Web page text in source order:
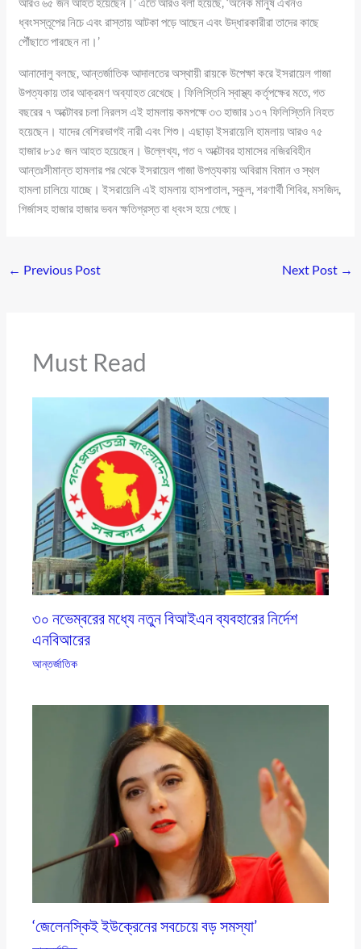
ধ্বংসস্তূপের নিচে এবং রাস্তায় আটকা পড়ে আছেন এবং উদ্ধারকারীরা তাদের কাছে
পৌঁছাতে পারছেন না।’
আনাদোলু বলছে, আন্তর্জাতিক আদালতের অস্থায়ী রায়কে উপেক্ষা করে ইসরায়েল গাজা
উপত্যকায় তার আক্রমণ অব্যাহত রেখেছে। ফিলিস্তিনি স্বাস্থ্য কর্তৃপক্ষের মতে, গত
বছরের ৭ অক্টোবর চলা নিরলস এই হামলায় কমপক্ষে ৩৩ হাজার ১৩৭ ফিলিস্তিনি নিহত
হয়েছেন। যাদের বেশিরভাগই নারী এবং শিশু। এছাড়া ইসরায়েলি হামলায় আরও ৭৫
হাজার ৮১৫ জন আহত হয়েছেন। উল্লেখ্য, গত ৭ অক্টোবর হামাসের নজিরবিহীন
আন্তঃসীমান্ত হামলার পর থেকে ইসরায়েল গাজা উপত্যকায় অবিরাম বিমান ও স্থল
হামলা চালিয়ে যাচ্ছে। ইসরায়েলি এই হামলায় হাসপাতাল, স্কুল, শরণার্থী শিবির, মসজিদ,
গির্জাসহ হাজার হাজার ভবন ক্ষতিগ্রস্ত বা ধ্বংস হয়ে গেছে।
← Previous Post Next Post →
Must Read
৩০ নভেম্বরের মধ্যে নতুন বিআইএন ব্যবহারের নির্দেশ
এনবিআরের
আন্তর্জাতিক
‘জেলেনস্কিই ইউক্রেনের সবচেয়ে বড় সমস্যা’